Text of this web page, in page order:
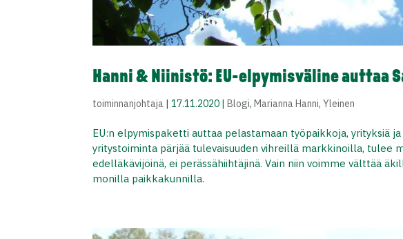
Hanni & Niinistö: EU-elpymisväline auttaa
toiminnanjohtaja |17.11.2020 |Blogi,Marianna Hanni,Yleinen
EU:n elpymispaketti auttaa pelastamaan työpaikkoja, yrityksiä
yritystoiminta pärjää tulevaisuuden vihreillä markkinoilla, tulee
edelläkävijöinä, ei perässähiihtäjinä. Vain niin voimme välttää
monilla paikkakunnilla.